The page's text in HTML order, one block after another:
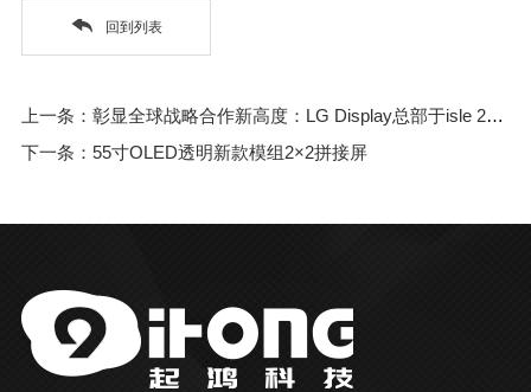
回到列表
上一条：彰显全球战略合作新高度：LG Display总部于isle 2026现场为起立科技授予“透明显示全球最佳战略合作伙伴”荣誉
下一条：55寸OLED透明新款模组2×2拼接屏